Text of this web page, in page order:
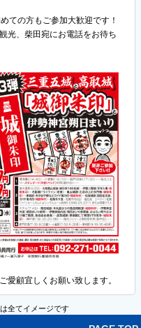
ての方もご参加大歓迎です！
光、柴田宛にお電話をお待ち
愛顧宜しくお願い致します。
全てイメージです